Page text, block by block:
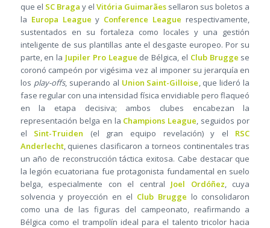
que el SC Braga y elVitória Guimarães sellaron sus boletos a
la Europa League y Conference League respectivamente,
sustentados en su fortaleza como locales y una gestión
inteligente de sus plantillas ante el desgaste europeo. Por su
parte, en la Jupiler Pro League de Bélgica, el Club Brugge se
coronó campeón por vigésima vez al imponer su jerarquía en
los play-offs, superando al Union Saint-Gilloise, que lideró la
fase regular con una intensidad física envidiable pero flaqueó
en la etapa decisiva; ambos clubes encabezan la
representación belga en la Champions League, seguidos por
el Sint-Truiden (el gran equipo revelación) y el RSC
Anderlecht, quienes clasificaron a torneos continentales tras
un año de reconstrucción táctica exitosa. Cabe destacar que
la legión ecuatoriana fue protagonista fundamental en suelo
belga, especialmente con el central Joel Ordóñez, cuya
solvencia y proyección en el Club Brugge lo consolidaron
como una de las figuras del campeonato, reafirmando a
Bélgica como el trampolín ideal para el talento tricolor hacia